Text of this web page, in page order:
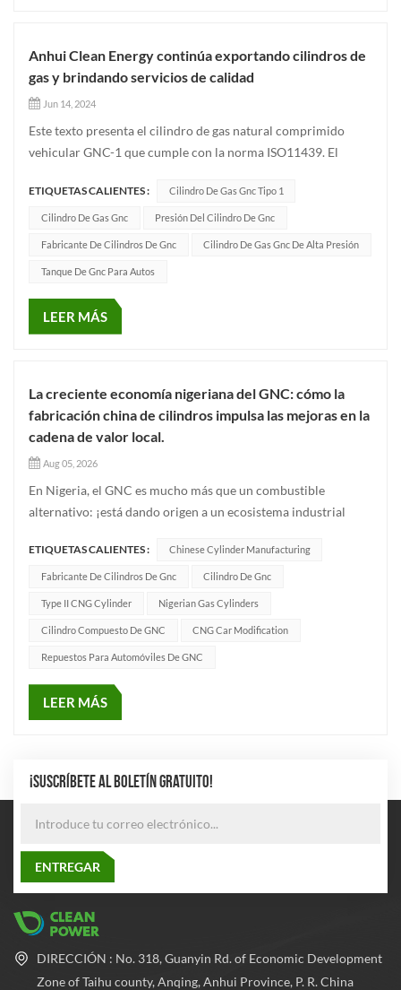
Anhui Clean Energy continúa exportando cilindros de
gas y brindando servicios de calidad
Jun 14, 2024
Este texto presenta el cilindro de gas natural comprimido
vehicular GNC-1 que cumple con la norma ISO11439. El
demanda del mercado, concretamente 232 mm, 279 mm, 325
mm, 356 mm y 406 mm. La capacidad de agua varía de 20L a
220L. La presión...
ETIQUETAS CALIENTES : Cilindro De Gas Gnc Tipo 1
Cilindro De Gas Gnc Presión Del Cilindro De Gnc
Fabricante De Cilindros De Gnc Cilindro De Gas Gnc De Alta Presión
Tanque De Gnc Para Autos
LEER MÁS
La creciente economía nigeriana del GNC: cómo la
fabricación china de cilindros impulsa las mejoras en la
cadena de valor local.
Aug 05, 2026
En Nigeria, el GNC es mucho más que un combustible
alternativo: ¡está dando origen a un ecosistema industrial
y la conversión de vehículos hasta la capacitación técnica,
surgen enormes oportunidades en toda la cadena de valor. Sin
embargo...
ETIQUETAS CALIENTES : Chinese Cylinder Manufacturing
Fabricante De Cilindros De Gnc Cilindro De Gnc
Type II CNG Cylinder Nigerian Gas Cylinders
Cilindro Compuesto De GNC CNG Car Modification
Repuestos Para Automóviles De GNC
LEER MÁS
¡SUSCRÍBETE AL BOLETÍN GRATUITO!
DIRECCIÓN : No. 318, Guanyin Rd. of Economic Development
Zone of Taihu county, Anqing, Anhui Province, P. R. China